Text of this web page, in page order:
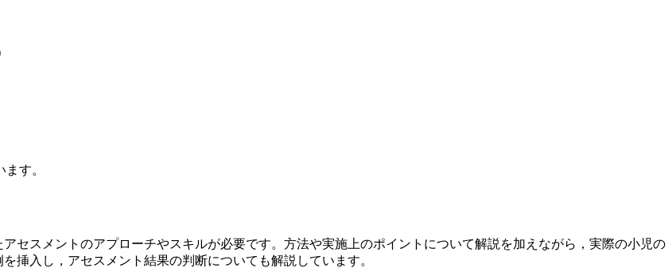
す。
セスメントのアプローチやスキルが必要です。方法や実施上のポイントについて解説を加えながら，実際の小児の
挿入し，アセスメント結果の判断についても解説しています。